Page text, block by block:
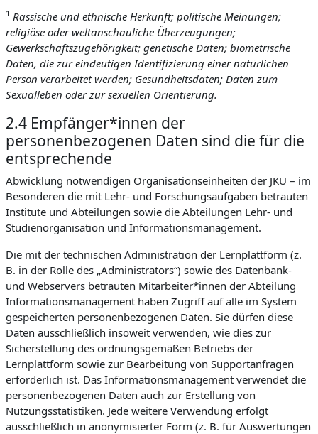
1 Rassische und ethnische Herkunft; politische Meinungen;
religiöse oder weltanschauliche Überzeugungen;
Gewerkschaftszugehörigkeit; genetische Daten; biometrische
Daten, die zur eindeutigen Identifizierung einer natürlichen
Person verarbeitet werden; Gesundheitsdaten; Daten zum
Sexualleben oder zur sexuellen Orientierung.
2.4 Empfänger*innen der
personenbezogenen Daten sind die für die
entsprechende
Abwicklung notwendigen Organisationseinheiten der JKU – im
Besonderen die mit Lehr- und Forschungsaufgaben betrauten
Institute und Abteilungen sowie die Abteilungen Lehr- und
Studienorganisation und Informationsmanagement.
Die mit der technischen Administration der Lernplattform (z.
B. in der Rolle des „Administrators“) sowie des Datenbank-
und Webservers betrauten Mitarbeiter*innen der Abteilung
Informationsmanagement haben Zugriff auf alle im System
gespeicherten personenbezogenen Daten. Sie dürfen diese
Daten ausschließlich insoweit verwenden, wie dies zur
Sicherstellung des ordnungsgemäßen Betriebs der
Lernplattform sowie zur Bearbeitung von Supportanfragen
erforderlich ist. Das Informationsmanagement verwendet die
personenbezogenen Daten auch zur Erstellung von
Nutzungsstatistiken. Jede weitere Verwendung erfolgt
ausschließlich in anonymisierter Form (z. B. für Auswertungen